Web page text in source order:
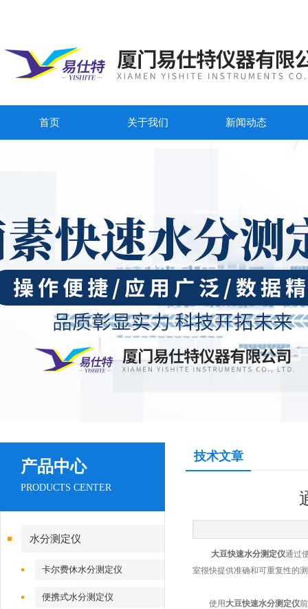
首页 关于我们 新闻动态
产品中心
PRODUCTS CENTER
水分测定仪
卡尔费休水分测定仪
便携式水分测定仪
技术文章
大豆快速水分测定仪通过
室很快提供准确和可重复性的
使用大豆快速水分测定仪